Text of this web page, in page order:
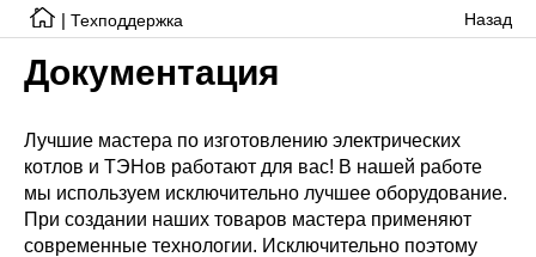
Электрические котлы
Электрические тэны
Конвекторы
Тепловентиляторы
Назад
| Техподдержка
Документация
Лучшие мастера по изготовлению электрических
котлов и ТЭНов работают для вас! В нашей работе
мы используем исключительно лучшее оборудование.
При создании наших товаров мастера применяют
современные технологии. Исключительно поэтому